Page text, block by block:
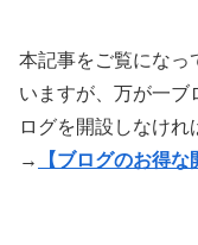
本記事をご覧になっ
いますが、万が一ブ
ログを開設しなけれ
→
【ブログのお得な